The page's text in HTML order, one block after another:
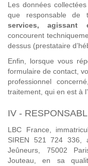
Les données
que responsable de
services, agissant
concourent
dessus (prestataire
Enfin, lorsque vous
formulaire de contact,
professionnel
traitement, qui en est à
IV -
LBC France,
SIREN 521 724 336,
Jeûneurs, 75002
Jouteau, en sa